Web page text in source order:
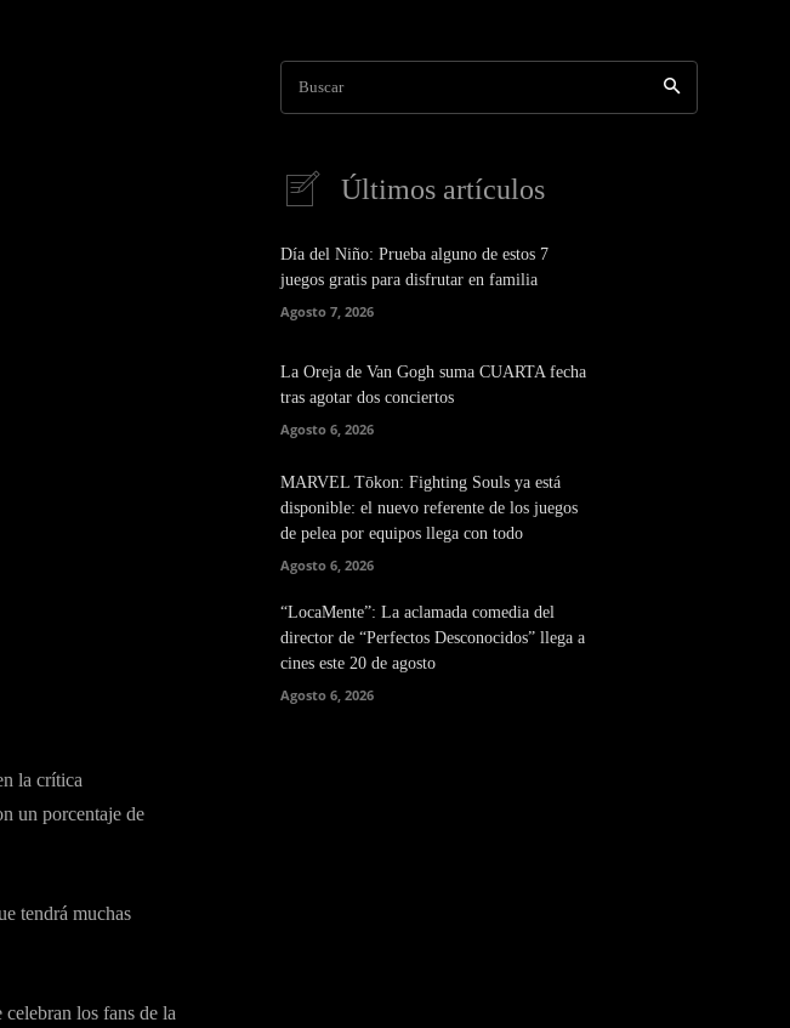
la crítica
un porcentaje de
tendrá muchas
celebran los fans de la
Buscar
Últimos artículos
Día del Niño: Prueba alguno de estos 7
juegos gratis para disfrutar en familia
Agosto 7, 2026
La Oreja de Van Gogh suma CUARTA fecha
tras agotar dos conciertos
Agosto 6, 2026
MARVEL Tōkon: Fighting Souls ya está
disponible: el nuevo referente de los juegos
de pelea por equipos llega con todo
Agosto 6, 2026
“LocaMente”: La aclamada comedia del
director de “Perfectos Desconocidos” llega a
cines este 20 de agosto
Agosto 6, 2026